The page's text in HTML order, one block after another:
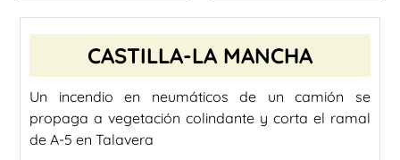
CASTILLA-LA MANCHA
Un incendio en neumáticos de un camión se
propaga a vegetación colindante y corta el ramal
de A-5 en Talavera